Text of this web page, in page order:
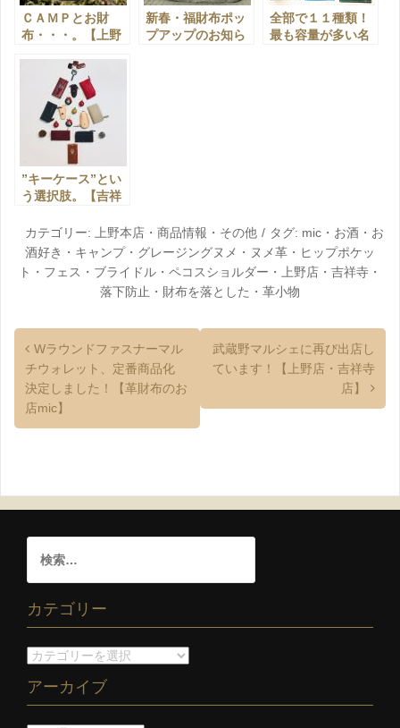
ＣＡＭＰとお財
布・・・。【上野
新春・福財布ポッ
プアップのお知ら
全部で１１種類！
最も容量が多い名
”キーケース”とい
う選択肢。【吉祥
カテゴリー:
上野本店 ・ 商品情報 ・ その他 タグ: mic ・ お酒 ・ お
酒好き ・ キャンプ・ グレージングヌメ ・ ヌメ革 ・ ヒップポケッ
ト ・ フェス ・ ブライドル ・ ペコスショルダー ・ 上野店 ・ 吉祥寺 ・
落下防止 ・ 財布を落とした ・ 革小物
Wラウンドファスナーマル
チウォレット、定番商品化
決定しました！【革財布のお
店mic】
武蔵野マルシェに再び出店し
ています！【上野店・吉祥寺
店】
カテゴリー
アーカイブ